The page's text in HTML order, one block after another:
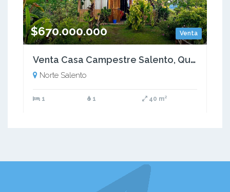
Venta
$670.000.000
Venta Casa Campestre Salento, Quindío - Colombia COD: 6876219
Norte Salento
1 1 40 m²